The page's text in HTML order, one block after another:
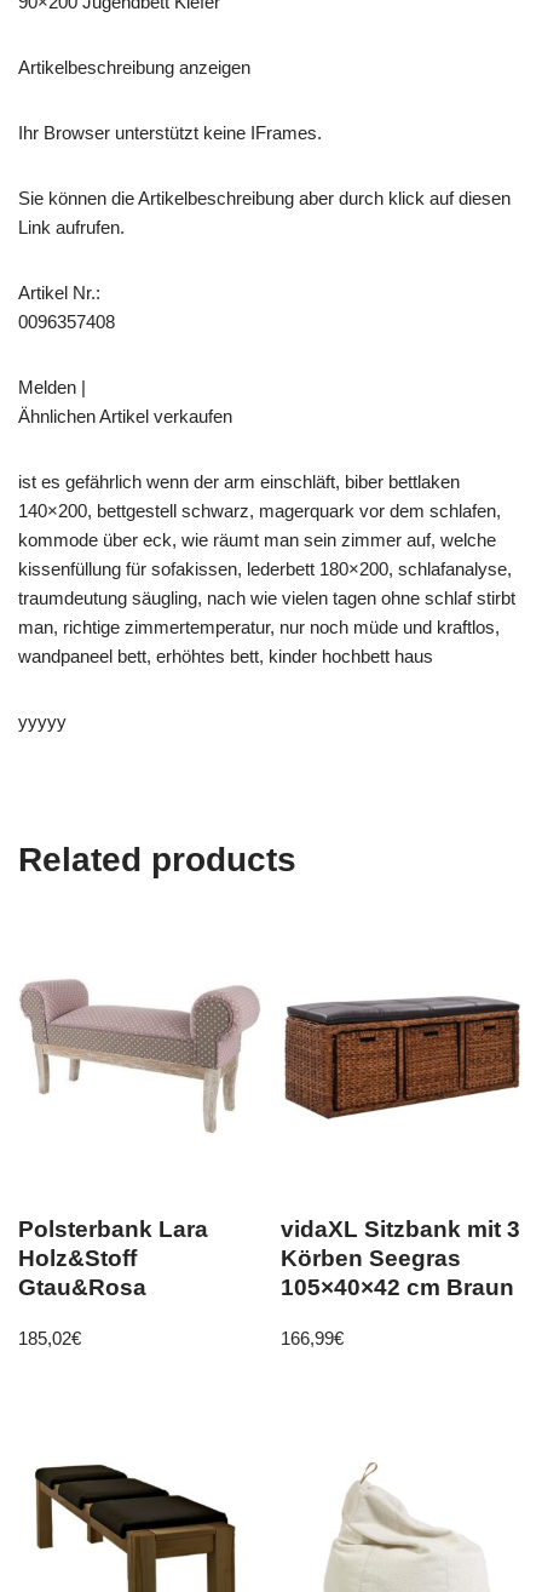
Artikelbeschreibung anzeigen
Ihr Browser unterstützt keine IFrames.
Sie können die Artikelbeschreibung aber durch klick auf diesen
Link aufrufen.
Artikel Nr.:
0096357408
Melden |
Ähnlichen Artikel verkaufen
ist es gefährlich wenn der arm einschläft, biber bettlaken
140×200, bettgestell schwarz, magerquark vor dem schlafen,
kommode über eck, wie räumt man sein zimmer auf, welche
kissenfüllung für sofakissen, lederbett 180×200, schlafanalyse,
traumdeutung säugling, nach wie vielen tagen ohne schlaf stirbt
man, richtige zimmertemperatur, nur noch müde und kraftlos,
wandpaneel bett, erhöhtes bett, kinder hochbett haus
yyyyy
Related products
Polsterbank Lara
Holz&Stoff
Gtau&Rosa
185,02€
vidaXL Sitzbank mit 3
Körben Seegras
105×40×42 cm Braun
166,99€